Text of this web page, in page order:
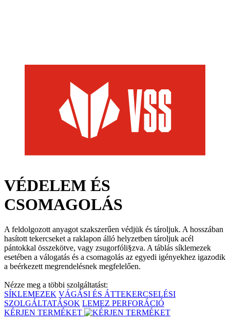
VÉDELEM ÉS
CSOMAGOLÁS
A feldolgozott anyagot szakszerűen védjük és tároljuk. A hosszában
hasított tekercseket a raklapon álló helyzetben tároljuk acél
pántokkal összekötve, vagy zsugorfóli§zva. A táblás síklemezek
esetében a válogatás és a csomagolás az egyedi igényekhez igazodik
a beérkezett megrendelésnek megfelelően.
Nézze meg a többi szolgáltatást:
SÍKLEMEZEK VÁGÁSI ÉS ÁTTEKERCSELÉSI
SZOLGÁLTATÁSOK LEMEZ PERFORÁCIÓ
KÉRJEN TERMÉKET